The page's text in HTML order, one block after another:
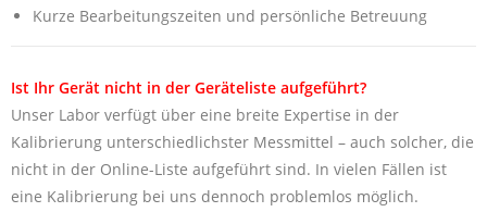
Kurze Bearbeitungszeiten und persönliche Betreuung
Ist Ihr Gerät nicht in der Geräteliste aufgeführt?
Unser Labor verfügt über eine breite Expertise in der
Kalibrierung unterschiedlichster Messmittel – auch solcher, die
nicht in der Online-Liste aufgeführt sind. In vielen Fällen ist
eine Kalibrierung bei uns dennoch problemlos möglich.